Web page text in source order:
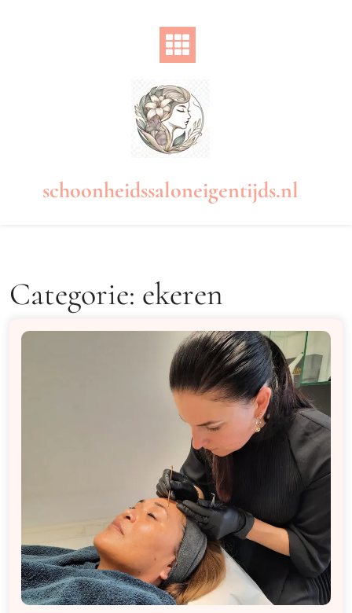
schoonheidssaloneigentijds.nl
Categorie: ekeren